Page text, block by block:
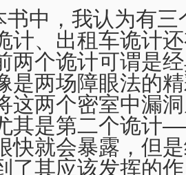
中，我认为有三
计、出租车诡计
两个诡计可谓是
是两场障眼法的
这两个密室中漏
其是第二个诡计
快就会暴露，但
了其应该发挥的